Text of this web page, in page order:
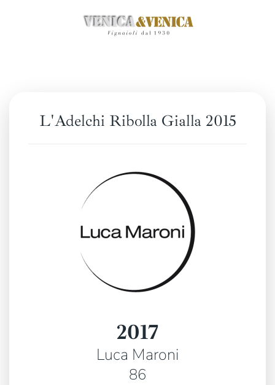
L'Adelchi Ribolla Gialla 2015
2017
Luca Maroni
86